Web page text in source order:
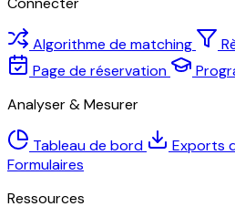
Algorithme de matching
Page de réservation
Analyser & Mesurer
Tableau de bord
Exports
Formulaires
Ressources